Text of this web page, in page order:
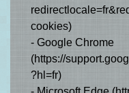
cookies)
- Google Chrome
(https://
?hl=fr)